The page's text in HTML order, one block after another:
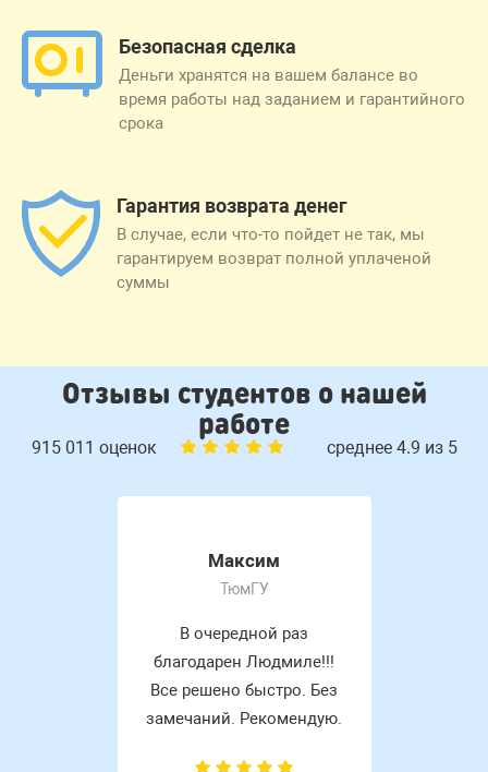
Безопасная сделка
Деньги хранятся на вашем балансе во
время работы над заданием и гарантийного
срока
Гарантия возврата денег
В случае, если что-то пойдет не так, мы
гарантируем возврат полной уплаченой
суммы
Отзывы студентов о нашей
работе
915 011 оценок среднее 4.9 из 5
Максим
ТюмГУ
В очередной раз
благодарен Людмиле!!!
Все решено быстро. Без
замечаний. Рекомендую.